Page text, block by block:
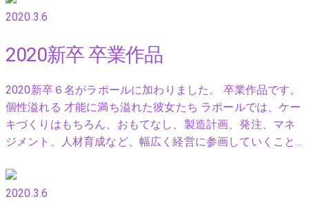
2020.3.6
2020新卒 卒業作品
2020新卒６名がラポールに加わりました。 卒業作品です。
個性溢れる 才能に満ち溢れた彼女たち ラポールでは、ケー
キづくりはもちろん、おもてなし、製造計画、発注、マネ
ジメント、人材育成など、幅広く経営に参画していくこと…
2020.3.6